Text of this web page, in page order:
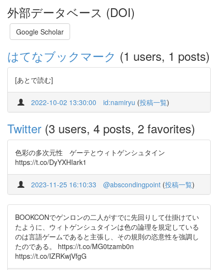
外部データベース (DOI)
Google Scholar
はてなブックマーク (1 users, 1 posts)
[あとで読む]
2022-10-02 13:30:00 id:namiryu (投稿一覧)
Twitter (3 users, 4 posts, 2 favorites)
色彩の多次元性 ゲーテとウィトゲンシュタイン
https://t.co/DyYXHIark1
2023-11-25 16:10:33 @abscondingpoint (投稿一覧)
BOOKCONでゲンロンの二人がすでに先回りして仕掛けてい
たように、ウィトゲンシュタインは色の論理を規定している
のは言語ゲームであると主張し、その規則の恣意性を強調し
たのである。 https://t.co/MG0tzamb0n
https://t.co/IZRKwjVfgG